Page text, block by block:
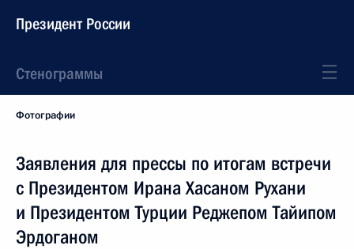
Президент России
Стенограммы
Фотографии
Заявления для прессы по итогам встречи
с Президентом Ирана Хасаном Рухани
и Президентом Турции Реджепом Тайипом
Эрдоганом